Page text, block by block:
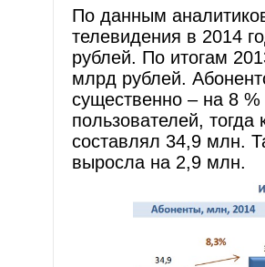
По данным
телевидения в 2014
рублей. По итогам
млрд рублей.
существенно – на 8
пользователей, тогда
составлял 34,9 млн.
выросла на 2,9 млн.